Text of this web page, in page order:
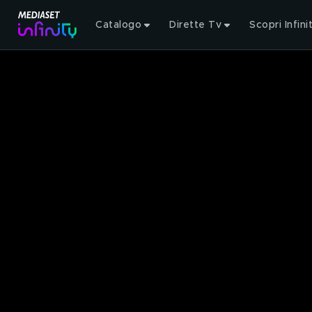
Catalogo Dirette Tv Scopri